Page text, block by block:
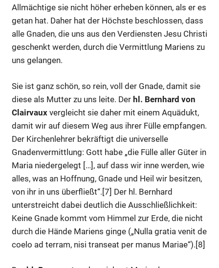
Allmächtige sie nicht höher erheben können, als er es
getan hat. Daher hat der Höchste beschlossen, dass
alle Gnaden, die uns aus den Verdiensten Jesu Christi
geschenkt werden, durch die Vermittlung Mariens zu
uns gelangen.
Sie ist ganz schön, so rein, voll der Gnade, damit sie
diese als Mutter zu uns leite. Der hl. Bernhard von
Clairvaux vergleicht sie daher mit einem Aquädukt,
damit wir auf diesem Weg aus ihrer Fülle empfangen.
Der Kirchenlehrer bekräftigt die universelle
Gnadenvermittlung: Gott habe „die Fülle aller Güter in
Maria niedergelegt […], auf dass wir inne werden, wie
alles, was an Hoffnung, Gnade und Heil wir besitzen,
von ihr in uns überfließt“.[7] Der hl. Bernhard
unterstreicht dabei deutlich die Ausschließlichkeit:
Keine Gnade kommt vom Himmel zur Erde, die nicht
durch die Hände Mariens ginge („Nulla gratia venit de
coelo ad terram, nisi transeat per manus Mariae“).[8]